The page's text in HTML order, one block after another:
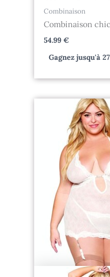
Combinaison
Combinaison
54.99€
Gagnez jusqu'à